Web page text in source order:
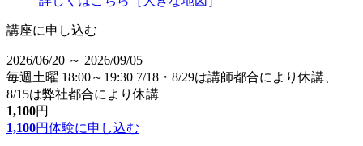
講座に申し込む
2026/06/20 ～ 2026/09/05
毎週土曜 18:00～19:30 7/18・8/29は講師都合により休講、
8/15は弊社都合により休講
1,100円
1,100円体験に申し込む